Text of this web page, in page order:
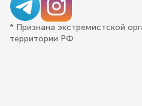
* Признана экстремистской
территории РФ